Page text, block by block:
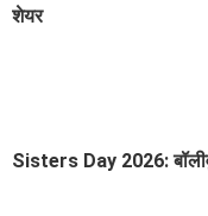
शेयर
Sisters Day 2026: